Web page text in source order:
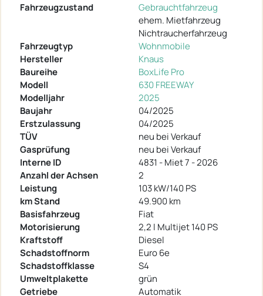
Fahrzeugzustand
Gebrauchtfahrzeug
ehem. Mietfahrzeug
Nichtraucherfahrzeug
Fahrzeugtyp
Wohnmobile
Hersteller
Knaus
Baureihe
BoxLife Pro
Modell
630 FREEWAY
Modelljahr
2025
Baujahr
04/2025
Erstzulassung
04/2025
TÜV
neu bei Verkauf
Gasprüfung
neu bei Verkauf
Interne ID
4831 - Miet 7 - 2026
Anzahl der Achsen
2
Leistung
103 kW/140 PS
km Stand
49.900 km
Basisfahrzeug
Fiat
Motorisierung
2,2 l Multijet 140 PS
Kraftstoff
Diesel
Schadstoffnorm
Euro 6e
Schadstoffklasse
S4
Umweltplakette
grün
Getriebe
Automatik